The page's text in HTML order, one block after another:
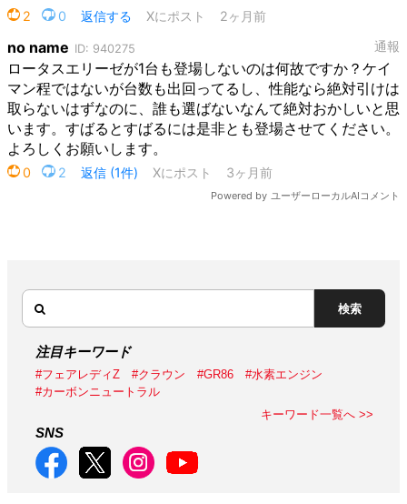
検索
注目キーワード
#フェアレディZ #クラウン #GR86
#水素エンジン
#カーボンニュートラル
キーワード一覧へ >>
SNS